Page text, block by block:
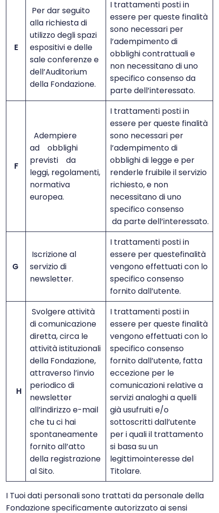
E
Per dar seguito
alla richiesta di
utilizzo degli spazi
espositivi e delle
sale conferenze e
dell’Auditorium
della Fondazione.
I trattamenti posti in
essere per queste finalità
sono necessari per
l’adempimento di
obblighi contrattuali e
non necessitano di uno
specifico consenso da
parte dell’interessato.
F
Adempiere
ad obblighi
previsti da
leggi, regolamenti,
normativa
europea.
I trattamenti posti in
essere per queste finalità
sono necessari per
l’adempimento di
obblighi di legge e per
renderle fruibile il servizio
richiesto, e non
necessitano di uno
specifico consenso
da parte dell’interessato.
G
Iscrizione al
servizio di
newsletter.
I trattamenti posti in
essere per questefinalità
vengono effettuati con lo
specifico consenso
fornito dall’utente.
H
Svolgere attività
di comunicazione
diretta, circa le
attività istituzionali
della Fondazione,
attraverso l’invio
periodico di
newsletter
all’indirizzo e-mail
che tu ci hai
spontaneamente
fornito all’atto
della registrazione
al Sito.
I trattamenti posti in
essere per queste finalità
vengono effettuati con lo
specifico consenso
fornito dall’utente, fatta
eccezione per le
comunicazioni relative a
servizi analoghi a quelli
già usufruiti e/o
sottoscritti dall’utente
per i quali il trattamento
si basa su un
legittimointeresse del
Titolare.
I Tuoi dati personali sono trattati da personale della
Fondazione specificamente autorizzato ai sensi